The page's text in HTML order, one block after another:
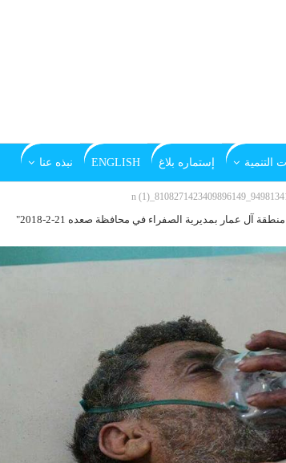
التنمية إستماره بلاغ ENGLISH نبذه عنا
آل عمار بمديرية الصفراء في محافظة صعده 21-2-2018"